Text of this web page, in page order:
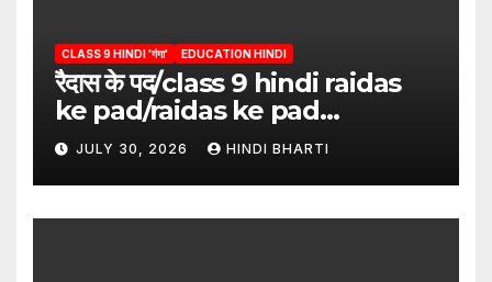
CLASS 9 HINDI 'गंगा' EDUCATION HINDI
रैदास के पद/class 9 hindi raidas
ke pad/raidas ke pad
question answer/raidas ke
pad class 9
JULY 30, 2026 HINDI BHARTI